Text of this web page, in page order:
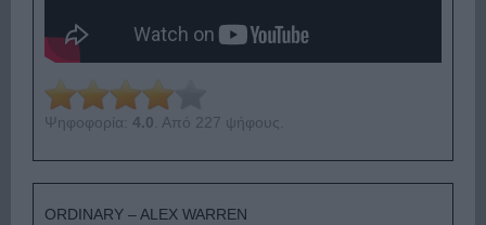
Ψηφοφορία: 4.0 . Από 227 ψήφους.
ORDINARY – ALEX WARREN